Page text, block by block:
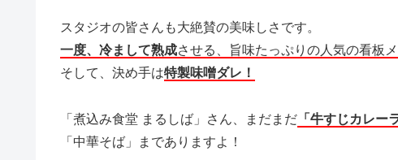
スタジオの皆さんも大絶賛の美味しさです。
一度、冷まして熟成させる、旨味たっぷりの人気の看板メ
そして、決め手は特製味噌ダレ！
「煮込み食堂 まるしば」さん、まだまだ 「牛すじカレー
「中華そば」までありますよ！